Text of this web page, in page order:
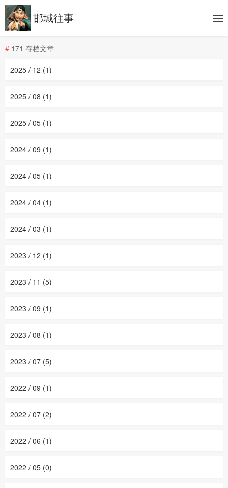
邯城往事
# 171 存档文章
2025 / 12 (1)
2025 / 08 (1)
2025 / 05 (1)
2024 / 09 (1)
2024 / 05 (1)
2024 / 04 (1)
2024 / 03 (1)
2023 / 12 (1)
2023 / 11 (5)
2023 / 09 (1)
2023 / 08 (1)
2023 / 07 (5)
2022 / 09 (1)
2022 / 07 (2)
2022 / 06 (1)
2022 / 05 (0)